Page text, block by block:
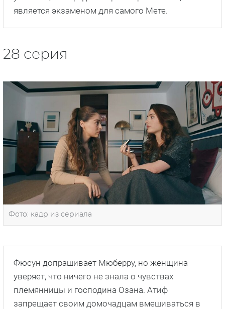
является экзаменом для самого Мете.
28 серия
Фото: кадр из сериала
Фюсун допрашивает Мюберру, но женщина
уверяет, что ничего не знала о чувствах
племянницы и господина Озана. Атиф
запрещает своим домочадцам вмешиваться в